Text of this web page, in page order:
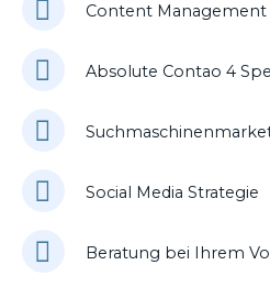
Content Management
Absolute Contao 4
Social Media Strategie
Beratung bei Ihrem